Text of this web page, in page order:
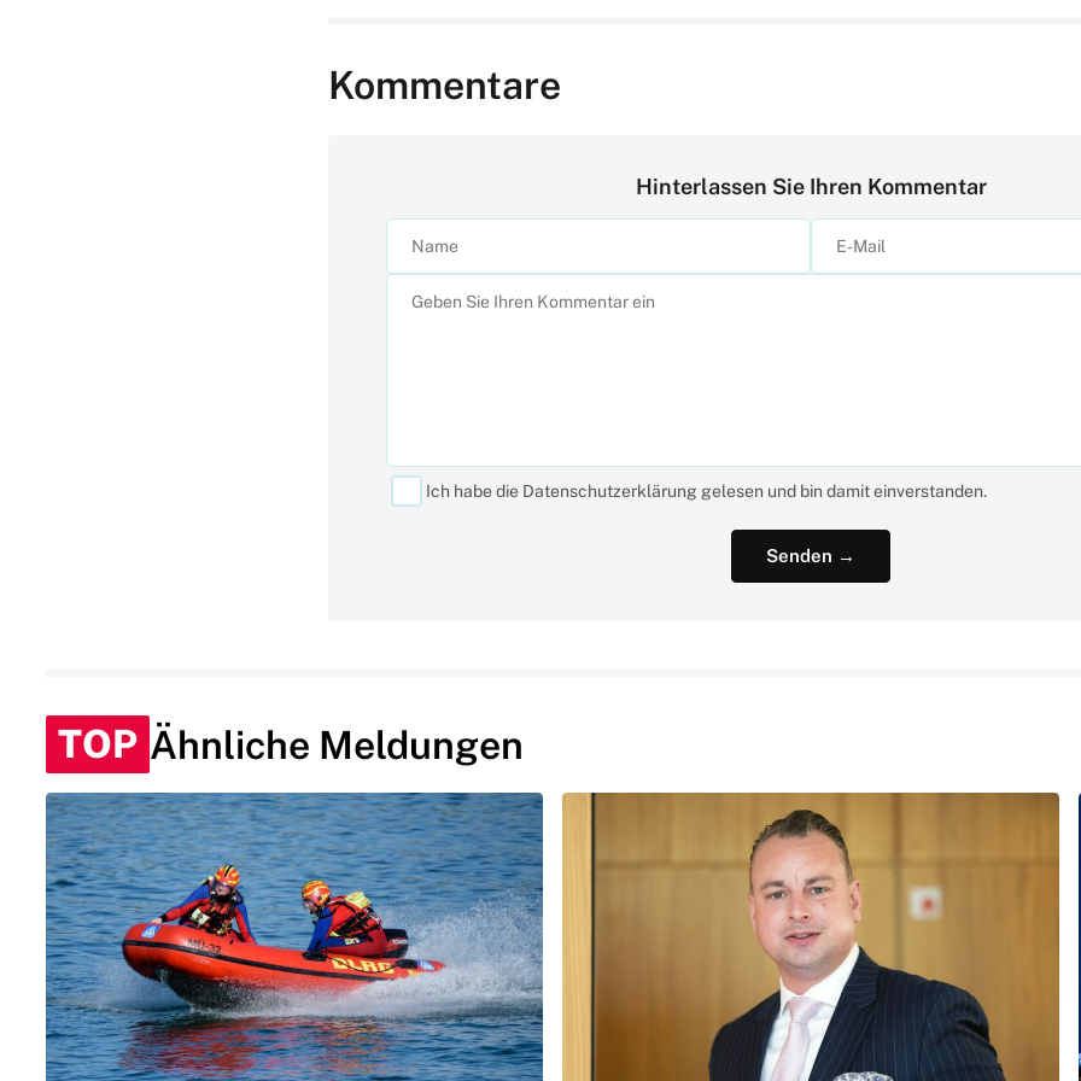
Kommentare
Hinterlassen Sie Ihren Kommentar
Ich habe die Datenschutzerklärung gelesen und bin damit einverstanden.
TOP Ähnliche Meldungen